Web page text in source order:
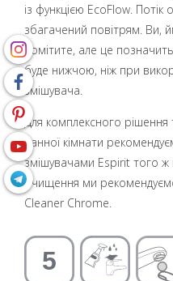
із функцією EcoFlow.
збагачений повітрям. Ви,
помітите, але це
буде нижчою, ніж при
змішувача.
Для комплексного рішення
ванної кімнати
змішувачами Espirit того ж
очищення ми
Cleaner Chrome.